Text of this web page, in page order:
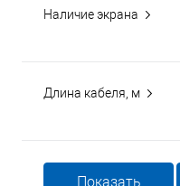
Наличие экрана
Длина кабеля, м